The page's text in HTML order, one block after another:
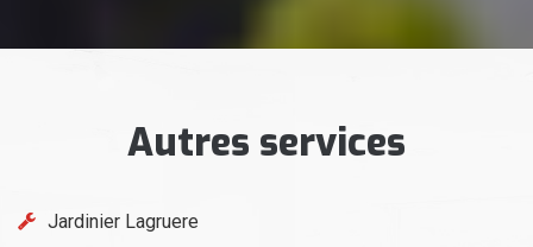
Autres services
Jardinier Lagruere